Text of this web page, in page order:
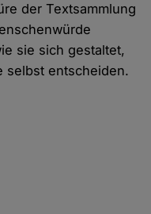
der Textsammlung
sie sich gestaltet,
selbst entscheiden.